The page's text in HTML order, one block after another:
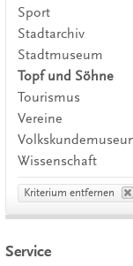
Sport
Stadtarchiv
Stadtmuseum
Topf und Söhne
Tourismus
Vereine
Wissenschaft
Kriterium entfernen
Service